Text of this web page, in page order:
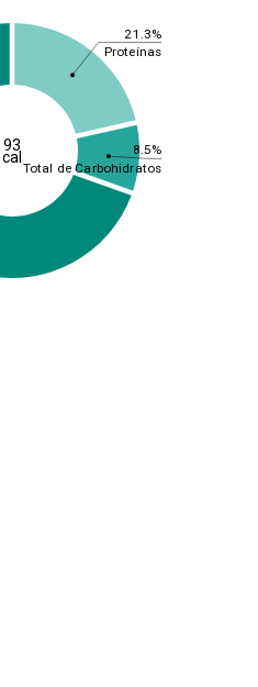
21.3%
8.5%
Proteínas
Total de Carbohidratos
93
cal